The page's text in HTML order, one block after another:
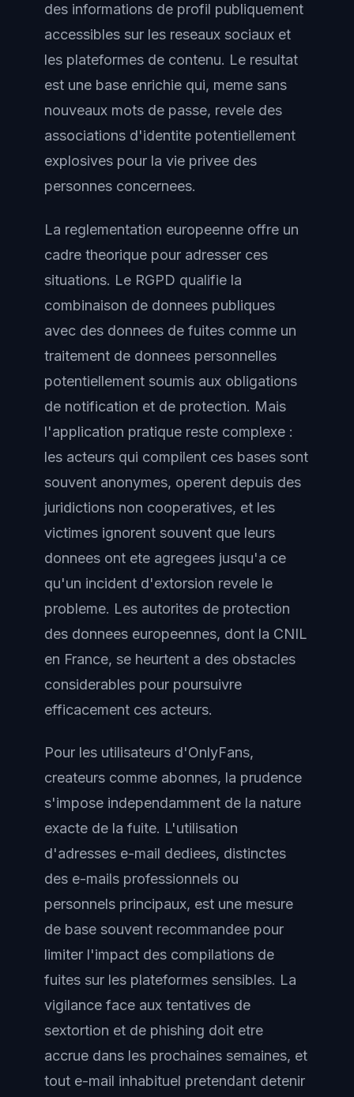
des informations de profil publiquement
accessibles sur les reseaux sociaux et
les plateformes de contenu. Le resultat
est une base enrichie qui, meme sans
nouveaux mots de passe, revele des
associations d'identite potentiellement
explosives pour la vie privee des
personnes concernees.
La reglementation europeenne offre un
cadre theorique pour adresser ces
situations. Le RGPD qualifie la
combinaison de donnees publiques
avec des donnees de fuites comme un
traitement de donnees personnelles
potentiellement soumis aux obligations
de notification et de protection. Mais
l'application pratique reste complexe :
les acteurs qui compilent ces bases sont
souvent anonymes, operent depuis des
juridictions non cooperatives, et les
victimes ignorent souvent que leurs
donnees ont ete agregees jusqu'a ce
qu'un incident d'extorsion revele le
probleme. Les autorites de protection
des donnees europeennes, dont la CNIL
en France, se heurtent a des obstacles
considerables pour poursuivre
efficacement ces acteurs.
Pour les utilisateurs d'OnlyFans,
createurs comme abonnes, la prudence
s'impose independamment de la nature
exacte de la fuite. L'utilisation
d'adresses e-mail dediees, distinctes
des e-mails professionnels ou
personnels principaux, est une mesure
de base souvent recommandee pour
limiter l'impact des compilations de
fuites sur les plateformes sensibles. La
vigilance face aux tentatives de
sextortion et de phishing doit etre
accrue dans les prochaines semaines, et
tout e-mail inhabituel pretendant detenir